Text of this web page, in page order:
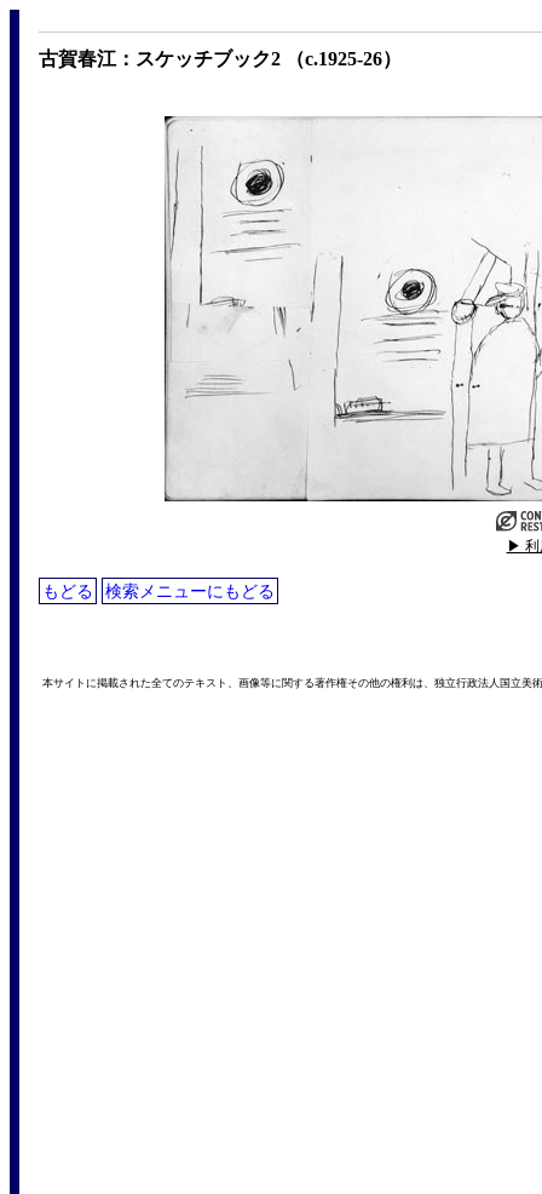
古賀春江：スケッチブック2 （c.1925-26）
▶ 利
もどる 検索メニューにもどる
本サイトに掲載された全てのテキスト、画像等に関する著作権その他の権利は、独立行政法人国立